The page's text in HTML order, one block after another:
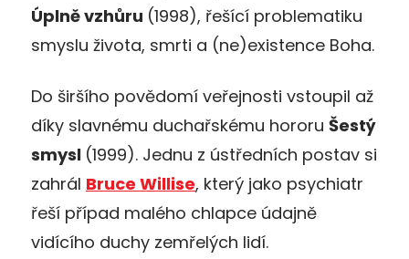
Úplně vzhůru (1998), řešící problematiku
smyslu života, smrti a (ne)existence Boha.
Do širšího povědomí veřejnosti vstoupil až
díky slavnému duchařskému hororu Šestý
smysl (1999). Jednu z ústředních postav si
zahrál Bruce Willise, který jako psychiatr
řeší případ malého chlapce údajně
vidícího duchy zemřelých lidí.